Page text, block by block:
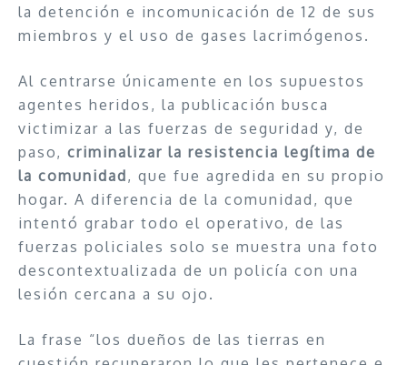
la detención e incomunicación de 12 de sus
miembros y el uso de gases lacrimógenos.
Al centrarse únicamente en los supuestos
agentes heridos, la publicación busca
victimizar a las fuerzas de seguridad y, de
paso, criminalizar la resistencia legítima de
la comunidad, que fue agredida en su propio
hogar. A diferencia de la comunidad, que
intentó grabar todo el operativo, de las
fuerzas policiales solo se muestra una foto
descontextualizada de un policía con una
lesión cercana a su ojo.
La frase “los dueños de las tierras en